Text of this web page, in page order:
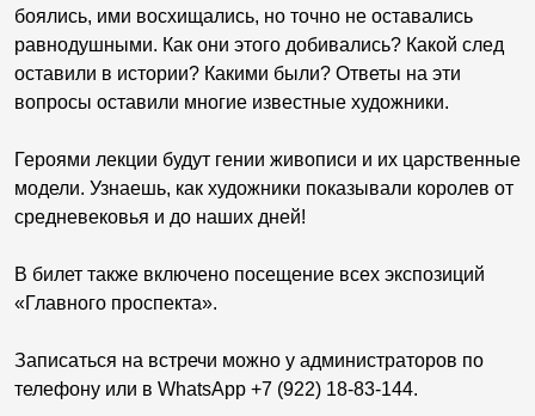
боялись, ими восхищались, но точно не оставались
равнодушными. Как они этого добивались? Какой след
оставили в истории? Какими были? Ответы на эти
вопросы оставили многие известные художники.
Героями лекции будут гении живописи и их царственные
модели. Узнаешь, как художники показывали королев от
средневековья и до наших дней!
В билет также включено посещение всех экспозиций
«Главного проспекта».
Записаться на встречи можно у администраторов по
телефону или в WhatsApp +7 (922) 18-83-144.